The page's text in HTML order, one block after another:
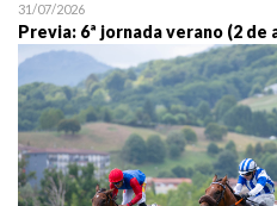
31/07/2026
Previa: 6ª jornada verano (2 de